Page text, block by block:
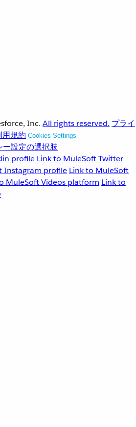
Inc. All rights reserved. プライ
用規約 Cookies Settings
設定の選択肢
profile Link to MuleSoft Twitter
Instagram profile Link to MuleSoft
MuleSoft Videos platform Link to